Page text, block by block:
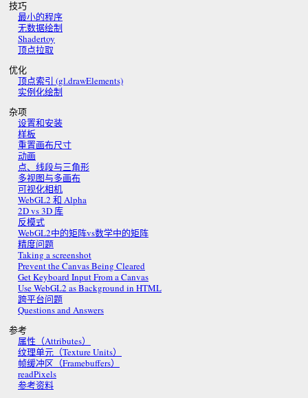
技巧
最小的程序
无数据绘制
Shadertoy
顶点拉取
优化
顶点索引 (gl.drawElements)
实例化绘制
杂项
设置和安装
样板
重置画布尺寸
动画
点、线段与三角形
多视图与多画布
可视化相机
WebGL2 和 Alpha
2D vs 3D 库
反模式
WebGL2中的矩阵vs数学中的矩阵
精度问题
Taking a screenshot
Prevent the Canvas Being Cleared
Get Keyboard Input From a Canvas
Use WebGL2 as Background in HTML
跨平台问题
Questions and Answers
参考
属性（Attributes）
纹理单元（Texture Units）
帧缓冲区（Framebuffers）
readPixels
参考资料